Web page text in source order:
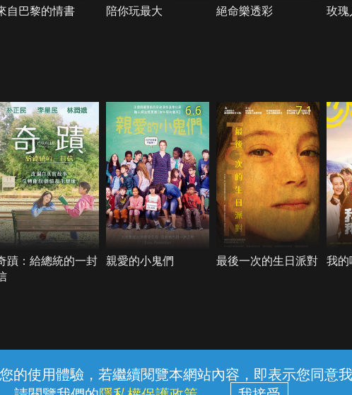
的使用體驗，若繼續閱覽本網站內容，即表示您同意
自巴黎的情書 陪你玩最大 絕命樂透彩 玫瑰
蹟：給總統的一封
6.6
親愛的小鬼們
7.1
最後一次的生日派對 我的
線上客服 服務條款 隱私權保護